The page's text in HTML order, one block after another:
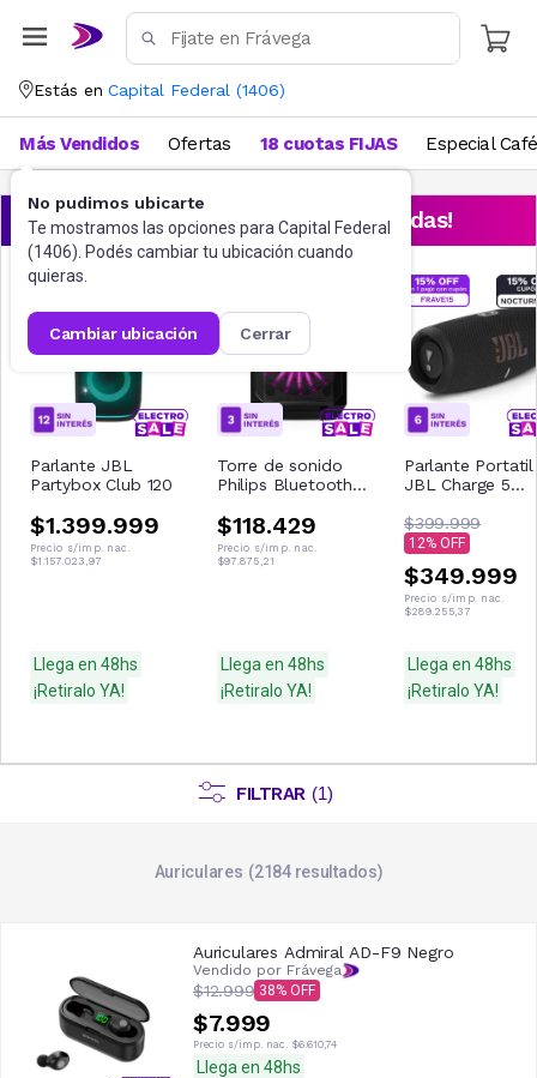
Estás en Capital Federal (1406)
No pudimos ubicarte
Te mostramos las opciones para Capital Federal
(1406). Podés cambiar tu ubicación cuando
quieras.
cambiar ubicación cerrar
Más Vendidos Ofertas 18 cuotas FIJAS Especial Café
¡Aprovechá las ofertas destacadas!
Parlante JBL
Partybox Club 120
$1.399.999
Precio s/imp. nac.
$1.157.023,97
Llega en 48hs
¡Retiralo YA!
Torre de sonido
Philips Bluetooth
$118.429
Precio s/imp. nac.
$97.875,21
Llega en 48hs
¡Retiralo YA!
Parlante Portatil
JBL Charge 5
$399.999
12
$349.999
Precio s/imp. nac.
$289.255,37
Llega en 48hs
¡Retiralo YA!
FILTRAR (1)
Auriculares 2184resultados
Auriculares Admiral AD-F9 Negro
Vendido por Frávega
$12.999 38
$7.999
Precio s/imp. nac. $6.610,74
Llega en 48hs